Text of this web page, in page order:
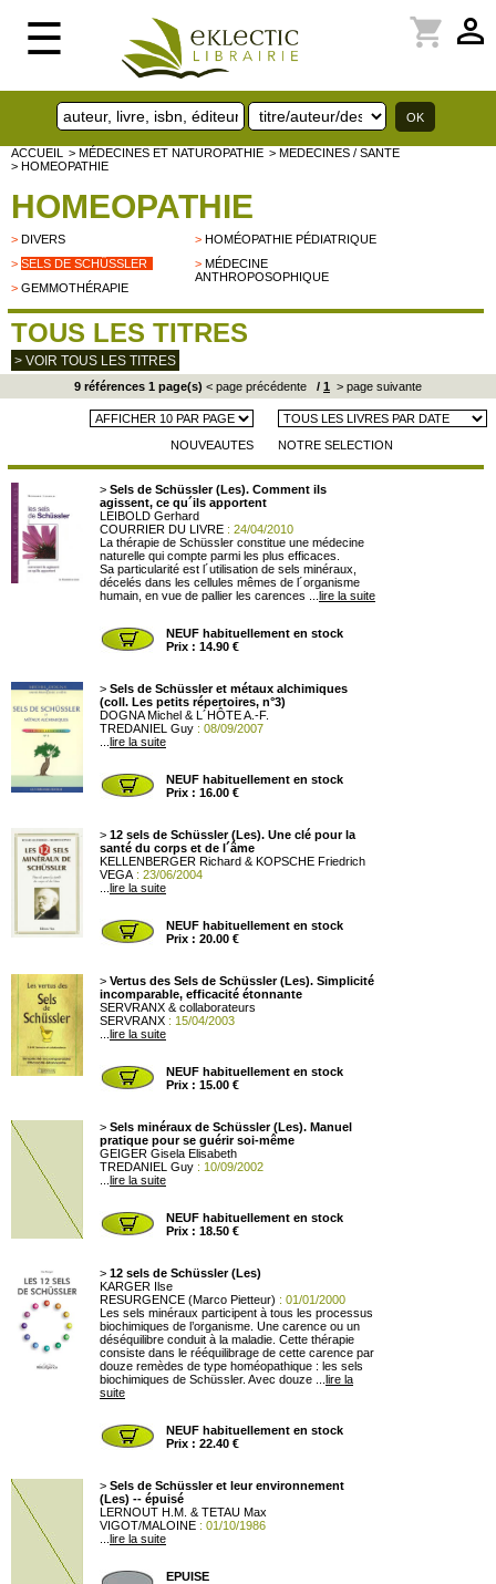
☰ perm_identity
shopping_cart
ACCUEIL > MÉDECINES ET NATUROPATHIE > MEDECINES / SANTE
> HOMEOPATHIE
HOMEOPATHIE
> DIVERS >HOMÉOPATHIE PÉDIATRIQUE
> SELS DE SCHÜSSLER >MÉDECINE
ANTHROPOSOPHIQUE
> GEMMOTHÉRAPIE
TOUS LES TITRES
> VOIR TOUS LES TITRES
9 références 1 page(s) < page précédente / 1 > page suivante
NOUVEAUTES NOTRE SELECTION
> Sels de Schüssler (Les). Comment ils
agissent, ce qu´ils apportent
LEIBOLD Gerhard
COURRIER DU LIVRE : 24/04/2010
La thérapie de Schüssler constitue une médecine
naturelle qui compte parmi les plus efficaces.
Sa particularité est l´utilisation de sels minéraux,
décelés dans les cellules mêmes de l´organisme
humain, en vue de pallier les carences ... lire la suite
NEUF habituellement en stock
Prix : 14.90 €
> Sels de Schüssler et métaux alchimiques
(coll. Les petits répertoires, n°3)
DOGNA Michel & L´HÔTE A.-F.
TREDANIEL Guy : 08/09/2007
lire la suite
NEUF habituellement en stock
Prix : 16.00 €
> 12 sels de Schüssler (Les). Une clé pour la
santé du corps et de l´âme
KELLENBERGER Richard & KOPSCHE Friedrich
VEGA : 23/06/2004
lire la suite
NEUF habituellement en stock
Prix : 20.00 €
> Vertus des Sels de Schüssler (Les). Simplicité
incomparable, efficacité étonnante
SERVRANX & collaborateurs
SERVRANX : 15/04/2003
lire la suite
NEUF habituellement en stock
Prix : 15.00 €
> Sels minéraux de Schüssler (Les). Manuel
pratique pour se guérir soi-même
GEIGER Gisela Elisabeth
TREDANIEL Guy : 10/09/2002
lire la suite
NEUF habituellement en stock
Prix : 18.50 €
> 12 sels de Schüssler (Les)
KARGER Ilse
RESURGENCE (Marco Pietteur) : 01/01/2000
Les sels minéraux participent à tous les processus
biochimiques de l’organisme. Une carence ou un
déséquilibre conduit à la maladie. Cette thérapie
consiste dans le rééquilibrage de cette carence par
douze remèdes de type homéopathique : les sels
biochimiques de Schüssler. Avec douze ... lire la
suite
NEUF habituellement en stock
Prix : 22.40 €
> Sels de Schüssler et leur environnement
(Les) -- épuisé
LERNOUT H.M. & TETAU Max
VIGOT/MALOINE : 01/10/1986
lire la suite
EPUISE